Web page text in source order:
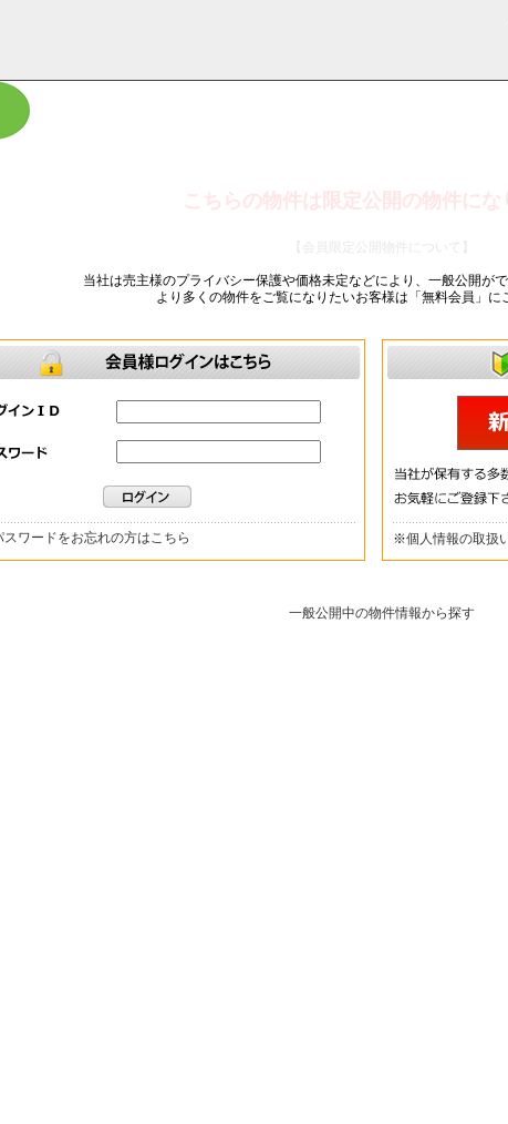
グ
こちらの物件は限定公開の物件にな
【会員限定公開物件について】
当社は売主様のプライバシー保護や価格未定などにより、一般公開が
より多くの物件をご覧になりたいお客様は「無料会員」に
スワードをお忘れの方はこちら ※個人情報の取扱
一般公開中の物件情報から探す